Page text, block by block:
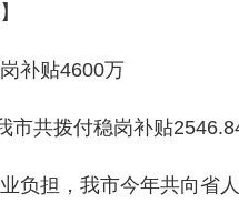
补贴4600万
共拨付稳岗补贴
担，我市今年共向省人